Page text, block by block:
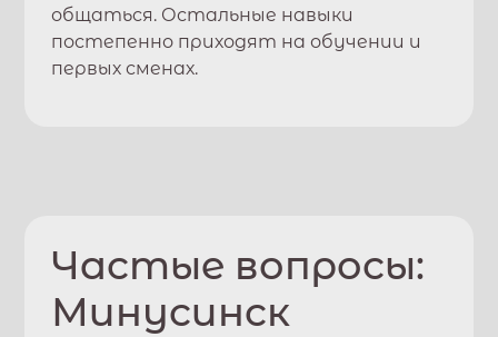
общаться. Остальные навыки
постепенно приходят на обучении и
первых сменах.
Частые вопросы:
Минусинск